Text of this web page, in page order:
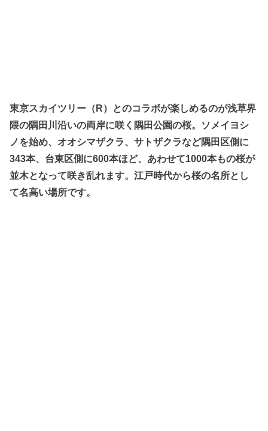
東京スカイツリー（R）とのコラボが楽しめるのが浅草界
隈の隅田川沿いの両岸に咲く隅田公園の桜。ソメイヨシ
ノを始め、オオシマザクラ、サトザクラなど隅田区側に
343本、台東区側に600本ほど、あわせて1000本もの桜が
並木となって咲き乱れます。江戸時代から桜の名所とし
て名高い場所です。